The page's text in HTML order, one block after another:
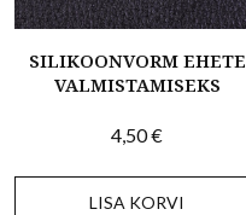
SILIKOONVORM EHETE
VALMISTAMISEKS
4,50€
LISA KORVI